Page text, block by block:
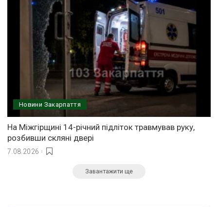
Новини Закарпаття
На Міжгірщині 14-річний підліток травмував руку,
розбивши скляні двері
7.08.2026
Завантажити ще